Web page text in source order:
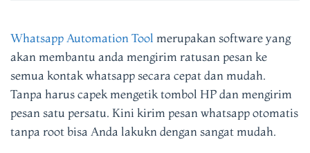
Whatsapp Automation Tool merupakan software yang
akan membantu anda mengirim ratusan pesan ke
semua kontak whatsapp secara cepat dan mudah.
Tanpa harus capek mengetik tombol HP dan mengirim
pesan satu persatu. Kini kirim pesan whatsapp otomatis
tanpa root bisa Anda lakukn dengan sangat mudah.